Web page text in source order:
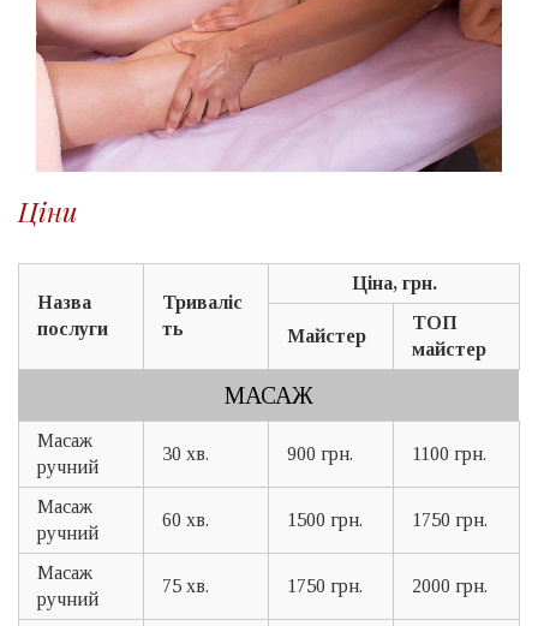
Ціни
Назва
послуги
Триваліс
ть
Ціна, грн.
Майстер
ТОП
майстер
МАСАЖ
Масаж
ручний
30 хв. 900 грн. 1100 грн.
Масаж
ручний
60 хв. 1500 грн. 1750 грн.
Масаж
ручний
75 хв. 1750 грн. 2000 грн.